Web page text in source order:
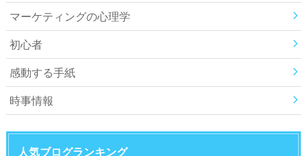
マーケティングの心理学
初心者
感動する手紙
時事情報
人気ブログランキング